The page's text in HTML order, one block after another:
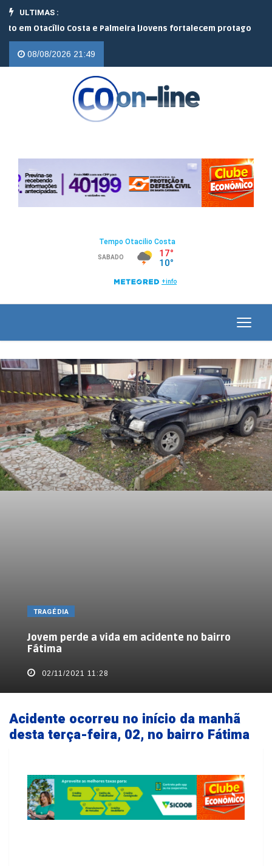
ULTIMAS :
Costa e Palmeira | Jovens fortalecem protagonismo no
08/08/2026 21:49
TRAGÉDIA
Jovem perde a vida em acidente no bairro
Fátima
02/11/2021 11:28
Acidente ocorreu no início da manhã
desta terça-feira, 02, no bairro Fátima